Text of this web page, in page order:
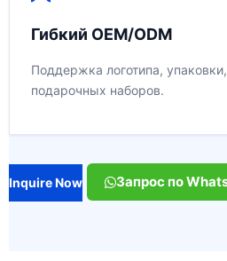
Гибкий OEM/ODM
Поддержка логотипа,
подарочных наборов.
Inquire Now Запрос по